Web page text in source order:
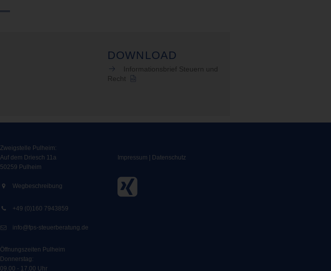
DOWNLOAD
Informationsbrief Steuern und
Recht
Zweigstelle Pulheim:
Auf dem Driesch 11a
50259 Pulheim
Wegbeschreibung
+49 (0)160 7943859
info@fps-steuerberatung.de
Öffnungszeiten Pulheim
Donnerstag:
09.00 - 17.00 Uhr
Impressum Datenschutz